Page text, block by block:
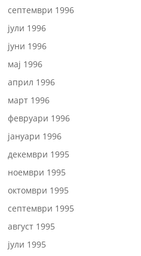
септември 1996
јули 1996
јуни 1996
мај 1996
април 1996
март 1996
февруари 1996
јануари 1996
декември 1995
ноември 1995
октомври 1995
септември 1995
август 1995
јули 1995